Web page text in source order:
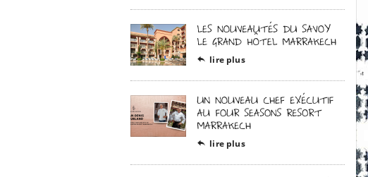
 lire plus
 lire plus